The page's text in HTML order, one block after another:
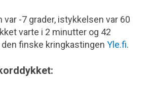
-7 grader, istykkelsen var 60
varte i 2 minutter og 42
finske kringkastingen Yle.fi.